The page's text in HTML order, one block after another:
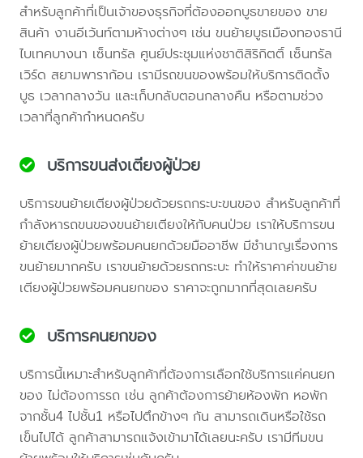
สำหรับลูกค้าที่เป็นเจ้าของธุรกิจที่ต้องออกบูธขายของ ขาย
สินค้า งานอีเว้นท์ตามห้างต่างๆ เช่น ขนย้ายบูธเมืองทองธานี
ไบเทคบางนา เซ็นทรัล ศูนย์ประชุมแห่งชาติสิริกิตติ์ เซ็นทรัล
เวิร์ด สยามพาราก้อน เรามีรถขนของพร้อมให้บริการติดตั้ง
บูธ เวลากลางวัน และเก็บกลับตอนกลางคืน หรือตามช่วง
เวลาที่ลูกค้ากำหนดครับ
บริการขนส่งเตียงผู้ป่วย
บริการขนย้ายเตียงผู้ป่วยด้วยรถกระบะขนของ สำหรับลูกค้าที่
กำลังหารถขนของขนย้ายเตียงให้กับคนป่วย เราให้บริการขน
ย้ายเตียงผู้ป่วยพร้อมคนยกด้วยมืออาชีพ มีชำนาญเรื่องการ
ขนย้ายมากครับ เราขนย้ายด้วยรถกระบะ ทำให้ราคาค่าขนย้าย
เตียงผู้ป่วยพร้อมคนยกของ ราคาจะถูกมากที่สุดเลยครับ
บริการคนยกของ
บริการนี้เหมาะสำหรับลูกค้าที่ต้องการเลือกใช้บริการแค่คนยก
ของ ไม่ต้องการรถ เช่น ลูกค้าต้องการย้ายห้องพัก หอพัก
จากชั้น4 ไปชั้น1 หรือไปตึกข้างๆ กัน สามารถเดินหรือใช้รถ
เข็นไปได้ ลูกค้าสามารถแจ้งเข้ามาได้เลยนะครับ เรามีทีมขน